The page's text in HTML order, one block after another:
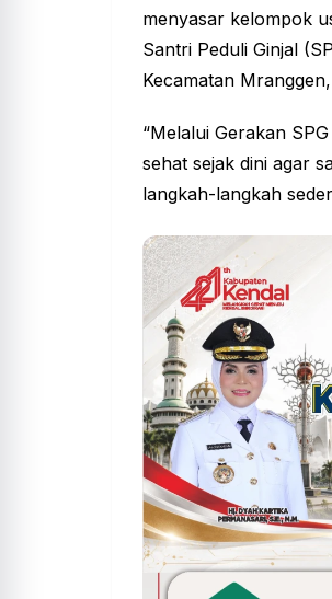
menyasar kelompok
Santri Peduli Ginjal
Kecamatan
“Melalui Gerakan
sehat sejak dini agar
langkah-langkah